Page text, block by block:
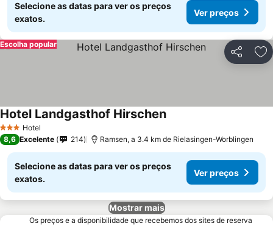
Selecione as datas para ver os preços
exatos.
Ver preços
Partilhar
Escolha popular
3 EstrelasHotel
Hotel Landgasthof Hirschen
8,6 Excelente 214 Ramsen, a 3.4 km de Rielasingen-Worblingen
Selecione as datas para ver os preços
exatos.
Ver preços
Mostrar mais
Os preços e a disponibilidade que recebemos dos sites de reserva